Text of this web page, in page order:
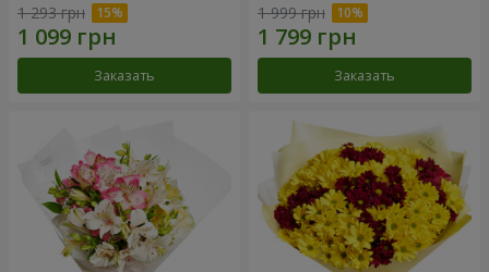
1 293 грн
Заказать
1 999 грн
Заказать